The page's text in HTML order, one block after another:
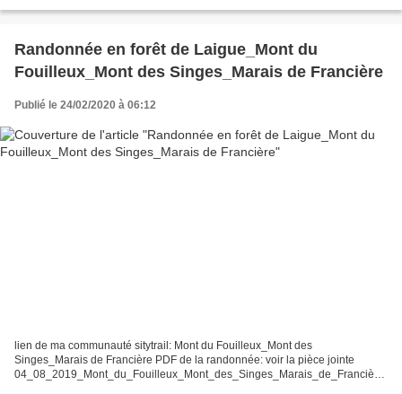
Randonnée en forêt de Laigue_Mont du
Fouilleux_Mont des Singes_Marais de Francière
Publié le 24/02/2020 à 06:12
lien de ma communauté sitytrail: Mont du Fouilleux_Mont des
Singes_Marais de Francière PDF de la randonnée: voir la pièce jointe
04_08_2019_Mont_du_Fouilleux_Mont_des_Singes_Marais_de_Francière